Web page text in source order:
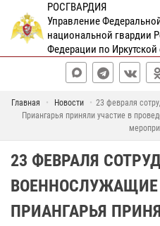
РОСГВАРДИЯ
Управление
национальной гвардии
Федерации по Иркутской
Главная Новости
23 февраля
Приангарья приняли участие в
23 ФЕВРАЛЯ
ВОЕННОСЛУЖАЩИЕ
ПРИАНГАРЬЯ